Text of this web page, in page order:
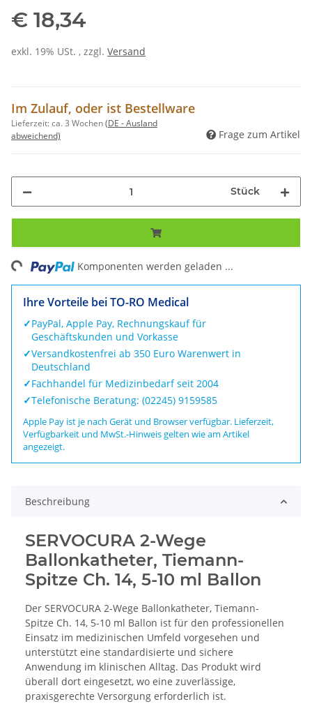
€ 18,34
exkl. 19% USt. , zzgl. Versand
Im Zulauf, oder ist Bestellware
Lieferzeit:ca. 3 Wochen(DE - Ausland
abweichend)
Frage zum Artikel
Stück
Komponenten werden geladen ...
Ihre Vorteile bei TO-RO Medical
✓PayPal, Apple Pay, Rechnungskauf für
Geschäftskunden und Vorkasse
✓Versandkostenfrei ab 350 Euro Warenwert in
Deutschland
✓Fachhandel für Medizinbedarf seit 2004
✓Telefonische Beratung: (02245) 9159585
Apple Pay ist je nach Gerät und Browser verfügbar. Lieferzeit,
Verfügbarkeit und MwSt.-Hinweis gelten wie am Artikel
angezeigt.
Beschreibung
SERVOCURA 2-Wege
Ballonkatheter, Tiemann-
Spitze Ch. 14, 5-10 ml Ballon
Der SERVOCURA 2-Wege Ballonkatheter, Tiemann-
Spitze Ch. 14, 5-10 ml Ballon ist für den professionellen
Einsatz im medizinischen Umfeld vorgesehen und
unterstützt eine standardisierte und sichere
Anwendung im klinischen Alltag. Das Produkt wird
überall dort eingesetzt, wo eine zuverlässige,
praxisgerechte Versorgung erforderlich ist.